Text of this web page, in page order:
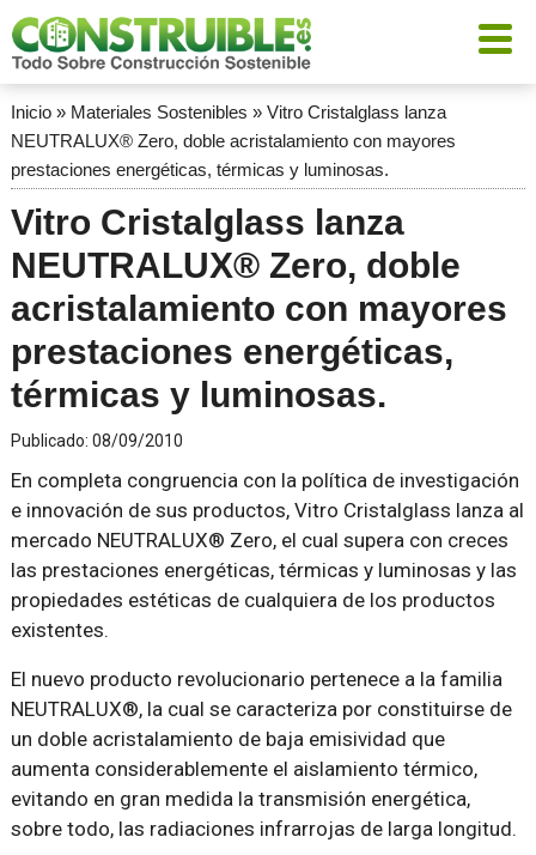
Inicio» Materiales Sostenibles » Vitro Cristalglass lanza
NEUTRALUX® Zero, doble acristalamiento con mayores
prestaciones energéticas, térmicas y luminosas.
Vitro Cristalglass lanza
NEUTRALUX® Zero, doble
acristalamiento con mayores
prestaciones energéticas,
térmicas y luminosas.
Publicado: 08/09/2010
En completa congruencia con la política de investigación
e innovación de sus productos, Vitro Cristalglass lanza al
mercado NEUTRALUX® Zero, el cual supera con creces
las prestaciones energéticas, térmicas y luminosas y las
propiedades estéticas de cualquiera de los productos
existentes.
El nuevo producto revolucionario pertenece a la familia
NEUTRALUX®, la cual se caracteriza por constituirse de
un doble acristalamiento de baja emisividad que
aumenta considerablemente el aislamiento térmico,
evitando en gran medida la transmisión energética,
sobre todo, las radiaciones infrarrojas de larga longitud.